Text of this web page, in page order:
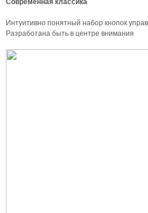
Современная классика
Интуитивно понятный набор кнопок
Разработана быть в центре внимания